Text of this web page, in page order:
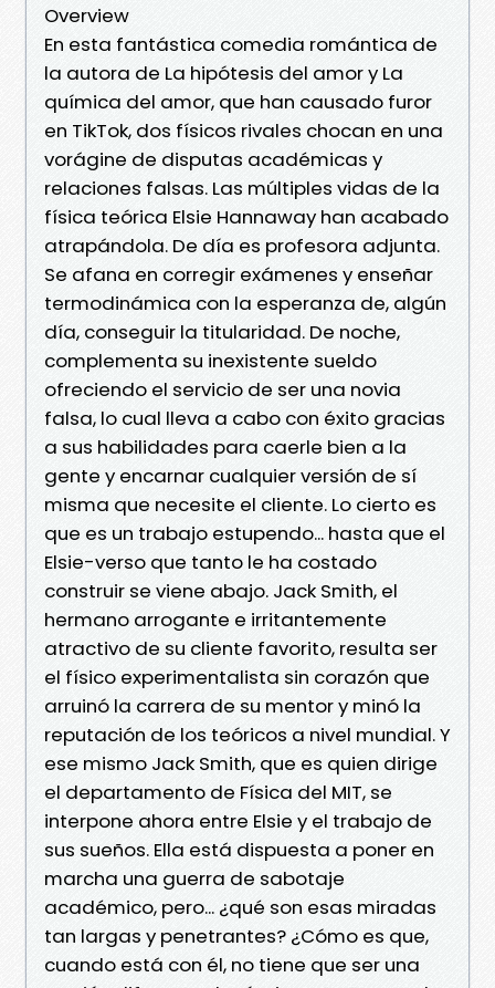
Overview
En esta fantástica comedia romántica de
la autora de La hipótesis del amor y La
química del amor, que han causado furor
en TikTok, dos físicos rivales chocan en una
vorágine de disputas académicas y
relaciones falsas. Las múltiples vidas de la
física teórica Elsie Hannaway han acabado
atrapándola. De día es profesora adjunta.
Se afana en corregir exámenes y enseñar
termodinámica con la esperanza de, algún
día, conseguir la titularidad. De noche,
complementa su inexistente sueldo
ofreciendo el servicio de ser una novia
falsa, lo cual lleva a cabo con éxito gracias
a sus habilidades para caerle bien a la
gente y encarnar cualquier versión de sí
misma que necesite el cliente. Lo cierto es
que es un trabajo estupendo... hasta que el
Elsie-verso que tanto le ha costado
construir se viene abajo. Jack Smith, el
hermano arrogante e irritantemente
atractivo de su cliente favorito, resulta ser
el físico experimentalista sin corazón que
arruinó la carrera de su mentor y minó la
reputación de los teóricos a nivel mundial. Y
ese mismo Jack Smith, que es quien dirige
el departamento de Física del MIT, se
interpone ahora entre Elsie y el trabajo de
sus sueños. Ella está dispuesta a poner en
marcha una guerra de sabotaje
académico, pero... ¿qué son esas miradas
tan largas y penetrantes? ¿Cómo es que,
cuando está con él, no tiene que ser una